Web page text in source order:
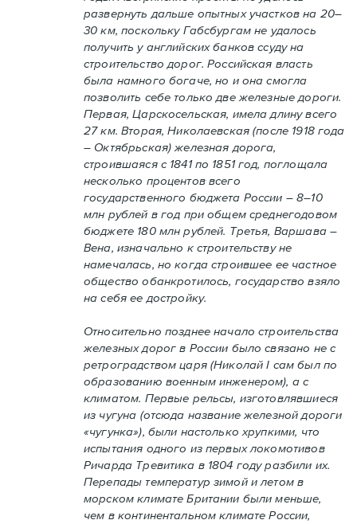
развернуть дальше опытных участков на 20–
30 км, поскольку Габсбургам не удалось
получить у английских банков ссуду на
строительство дорог. Российская власть
была намного богаче, но и она смогла
позволить себе только две железные дороги.
Первая, Царскосельская, имела длину всего
27 км. Вторая, Николаевская (после 1918 года
– Октябрьская) железная дорога,
строившаяся с 1841 по 1851 год, поглощала
несколько процентов всего
государственного бюджета России – 8–10
млн рублей в год при общем среднегодовом
бюджете 180 млн рублей. Третья, Варшава –
Вена, изначально к строительству не
намечалась, но когда строившее ее частное
общество обанкротилось, государство взяло
на себя ее достройку.
Относительно позднее начало строительства
железных дорог в России было связано не с
ретроградством царя (Николай I сам был по
образованию военным инженером), а с
климатом. Первые рельсы, изготовлявшиеся
из чугуна (отсюда название железной дороги
«чугунка»), были настолько хрупкими, что
испытания одного из первых локомотивов
Ричарда Тревитика в 1804 году разбили их.
Перепады температур зимой и летом в
морском климате Британии были меньше,
чем в континентальном климате России,